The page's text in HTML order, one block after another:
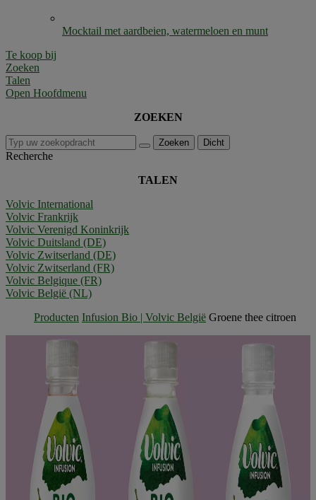
Mocktail met aardbeien, watermeloen en munt
Te koop bij
Zoeken
Talen
Open Hoofdmenu
ZOEKEN
Zoeken Dicht
Recherche
TALEN
Volvic International
Volvic Frankrijk
Volvic Verenigd Koninkrijk
Volvic Duitsland (DE)
Volvic Zwitserland (DE)
Volvic Zwitserland (FR)
Volvic Belgique (FR)
Volvic België (NL)
Producten Infusion Bio | Volvic België Groene thee citroen